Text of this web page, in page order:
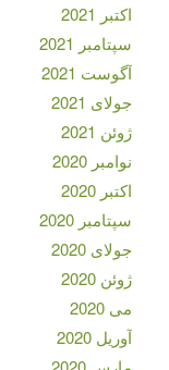
اکتبر 2021
سپتامبر 2021
آگوست 2021
جولای 2021
ژوئن 2021
نوامبر 2020
اکتبر 2020
سپتامبر 2020
جولای 2020
ژوئن 2020
می 2020
آوریل 2020